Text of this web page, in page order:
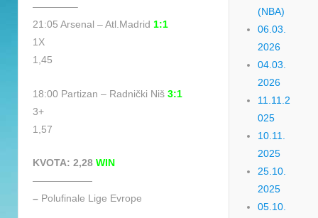
————–
21:05 Arsenal – Atl.Madrid 1:1
1X
1,45
18:00 Partizan – Radnički Niš 3:1
3+
1,57
KVOTA: 2,28 WIN
——————
– Polufinale Lige Evrope
(NBA)
06.03.
2026
04.03.
2026
11.11.2
025
10.11.
2025
25.10.
2025
05.10.